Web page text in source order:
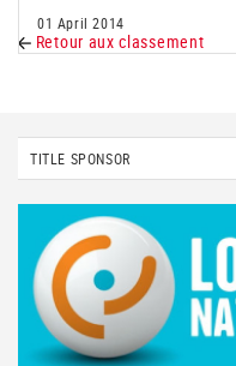
01 April 2014
Retour aux classement
TITLE SPONSOR